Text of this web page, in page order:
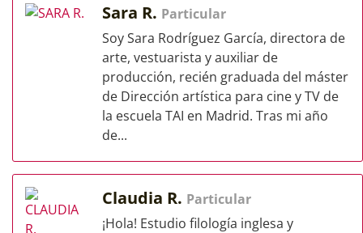
Sara R. Particular
Soy Sara Rodríguez García, directora de
arte, vestuarista y auxiliar de
producción, recién graduada del máster
de Dirección artística para cine y TV de
la escuela TAI en Madrid. Tras mi año
de...
Claudia R. Particular
¡Hola! Estudio filología inglesa y